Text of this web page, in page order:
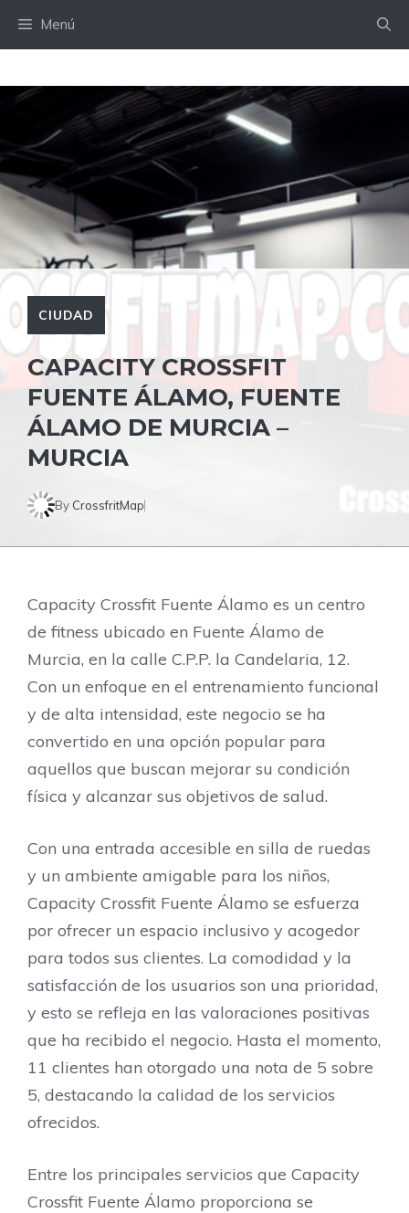
Menú
CIUDAD
CAPACITY CROSSFIT
FUENTE ÁLAMO, FUENTE
ÁLAMO DE MURCIA –
MURCIA
By CrossfritMap
Capacity Crossfit Fuente Álamo es un centro
de fitness ubicado en Fuente Álamo de
Murcia, en la calle C.P.P. la Candelaria, 12.
Con un enfoque en el entrenamiento funcional
y de alta intensidad, este negocio se ha
convertido en una opción popular para
aquellos que buscan mejorar su condición
física y alcanzar sus objetivos de salud.
Con una entrada accesible en silla de ruedas
y un ambiente amigable para los niños,
Capacity Crossfit Fuente Álamo se esfuerza
por ofrecer un espacio inclusivo y acogedor
para todos sus clientes. La comodidad y la
satisfacción de los usuarios son una prioridad,
y esto se refleja en las valoraciones positivas
que ha recibido el negocio. Hasta el momento,
11 clientes han otorgado una nota de 5 sobre
5, destacando la calidad de los servicios
ofrecidos.
Entre los principales servicios que Capacity
Crossfit Fuente Álamo proporciona se